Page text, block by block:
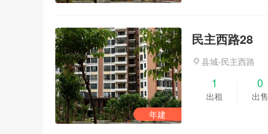
年建
民主西路28
县城-民主西路
1
出租
0
出售